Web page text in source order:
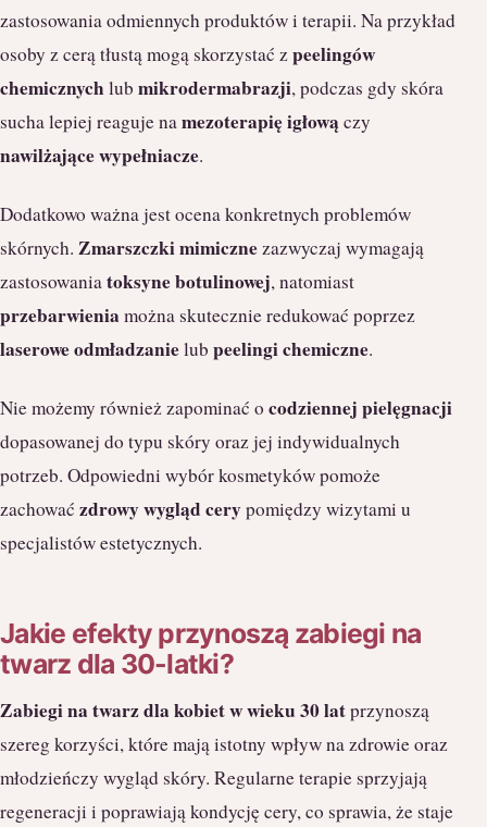
zastosowania odmiennych produktów i terapii. Na przykład
osoby z cerą tłustą mogą skorzystać zpeelingów
chemicznych lub mikrodermabrazji, podczas gdy skóra
sucha lepiej reaguje namezoterapię igłową czy
nawilżające wypełniacze.
Dodatkowo ważna jest ocena konkretnych problemów
skórnych. Zmarszczki mimicznezazwyczaj wymagają
zastosowaniatoksyne botulinowej, natomiast
przebarwienia można skutecznie redukować poprzez
laserowe odmładzanielub peelingi chemiczne.
Nie możemy również zapominać o codziennej pielęgnacji
dopasowanej do typu skóry oraz jej indywidualnych
potrzeb. Odpowiedni wybór kosmetyków pomoże
zachować zdrowy wygląd cerypomiędzy wizytami u
specjalistów estetycznych.
Jakie efekty przynoszą zabiegi na
twarz dla 30-latki?
Zabiegi na twarz dla kobiet w wieku 30 latprzynoszą
szereg korzyści, które mają istotny wpływ na zdrowie oraz
młodzieńczy wygląd skóry. Regularne terapie sprzyjają
regeneracji i poprawiają kondycję cery, co sprawia, że staje